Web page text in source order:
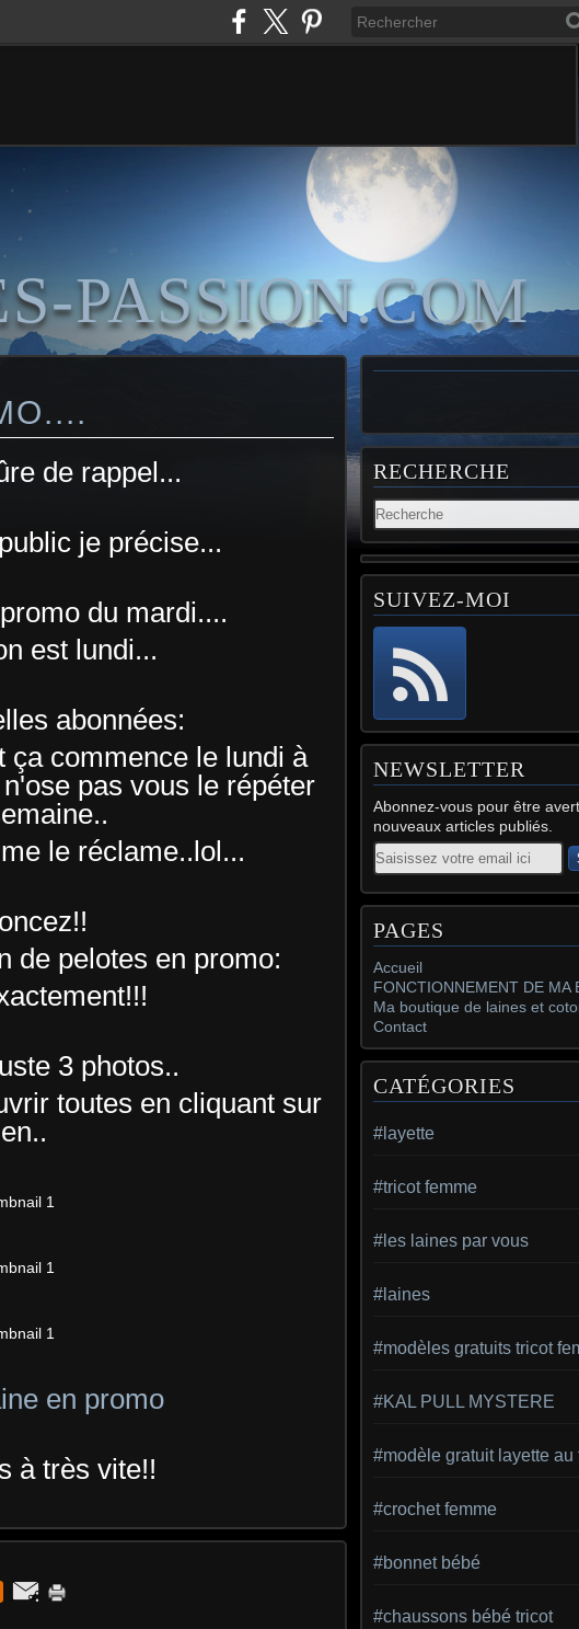
PASSION.COM
de rappel...
je précise...
du mardi....
est lundi...
abonnées:
ça commence le lundi à
pas vous le répéter
le réclame..lol...
de pelotes en promo:
3 photos..
toutes en cliquant sur
en promo
à très vite!!
RECHERCHE
SUIVEZ-MOI
NEWSLETTER
Abonnez-vous pour être
nouveaux articles publiés.
Email
PAGES
Accueil
FONCTIONNEMENT DE MA
Ma boutique de laines et
Contact
CATÉGORIES
#layette
#tricot femme
#les laines par vous
#laines
#modèles gratuits tricot
#KAL PULL MYSTERE
#modèle gratuit layette au
#crochet femme
#bonnet bébé
#chaussons bébé tricot